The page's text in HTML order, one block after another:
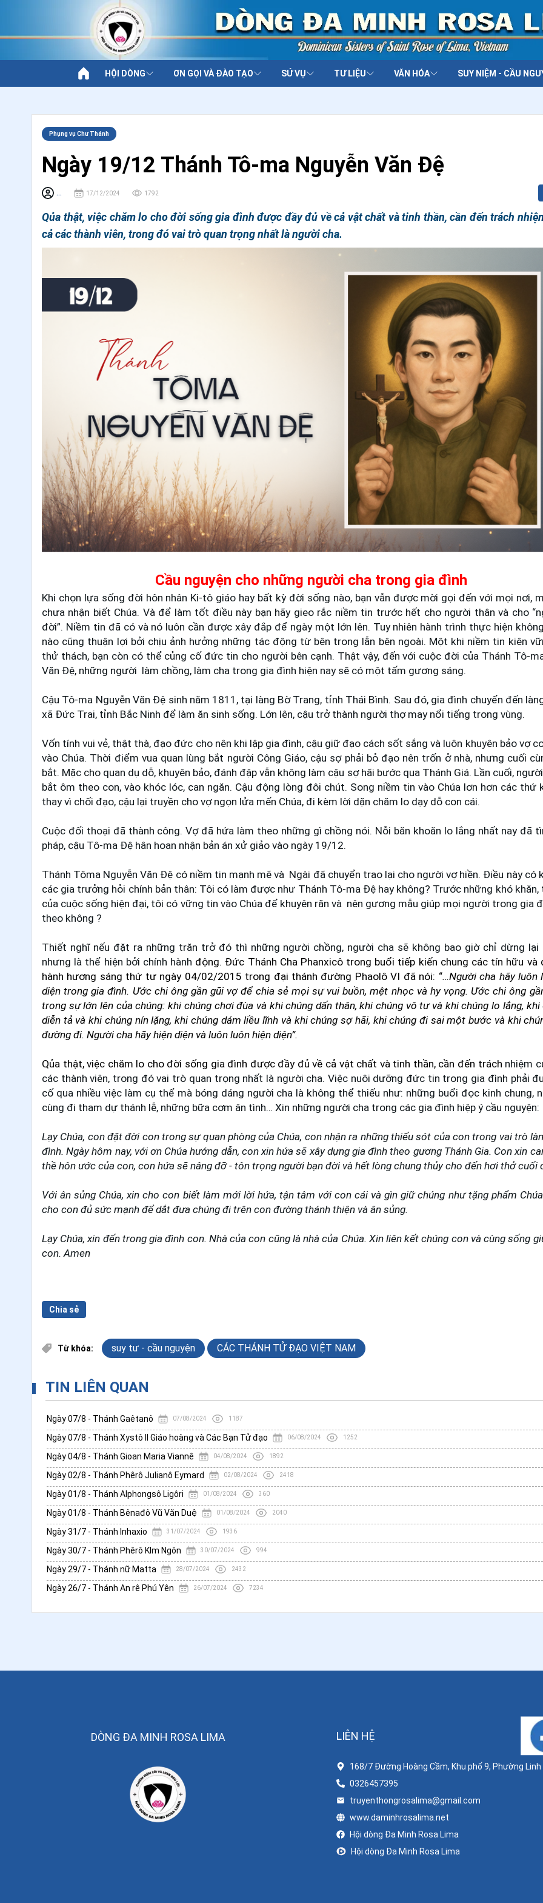
HỘI DÒNG ƠN GỌI VÀ ĐÀO TẠO SỨ VỤ TƯ LIỆU VĂN HÓA SUY NIỆM - CẦU
Phụng vụ Chư Thánh
Ngày 19/12 Thánh Tô-ma Nguyễn Văn Đệ
... 17/12/2024 1792
Qủa thật, việc chăm lo cho đời sống gia đình được đầy đủ về cả vật chất và tinh thần, cần đến trách
cả các thành viên, trong đó vai trò quan trọng nhất là người cha.
Cầu nguyện cho những người cha trong gia đình
Khi chọn lựa sống đời hôn nhân Ki-tô giáo hay bất kỳ đời sống nào, bạn vẫn được mời gọi đến với mọi nơi,
chưa nhận biết Chúa. Và để làm tốt điều này bạn hãy gieo rắc niềm tin trước hết cho người thân và cho
đời”. Niềm tin đã có và nó luôn cần được xây đắp để ngày một lớn lên. Tuy nhiên hành trình thực hiện
nào cũng thuận lợi bởi chịu ảnh hưởng những tác động từ bên trong lẫn bên ngoài. Một khi niềm tin kiên
thử thách, bạn còn có thể củng cố đức tin cho người bên cạnh. Thật vậy, đến với cuộc đời của Thánh Tô-
Văn Đệ, những người làm chồng, làm cha trong gia đình hiện nay sẽ có một tấm gương sáng.
Cậu Tô-ma Nguyễn Văn Đệ sinh năm 1811, tại làng Bờ Trang, tỉnh Thái Bình. Sau đó, gia đình chuyển đến
xã Đức Trai, tỉnh Bắc Ninh để làm ăn sinh sống. Lớn lên, cậu trở thành người thợ may nổi tiếng trong vùng.
Vốn tính vui vẻ, thật thà, đạo đức cho nên khi lập gia đình, cậu giữ đạo cách sốt sắng và luôn khuyên bảo vợ
vào Chúa. Thời điểm vua quan lùng bắt người Công Giáo, cậu sợ phải bỏ đạo nên trốn ở nhà, nhưng cuối
bắt. Mặc cho quan dụ dỗ, khuyên bảo, đánh đập vẫn không làm cậu sợ hãi bước qua Thánh Giá. Lần cuối,
bắt ôm theo con, vào khóc lóc, can ngăn. Cậu động lòng đôi chút. Song niềm tin vào Chúa lơn hơn các thứ
thay vì chối đạo, cậu lại truyền cho vợ ngọn lửa mến Chúa, đi kèm lời dặn chăm lo dạy dỗ con cái.
Cuộc đối thoại đã thành công. Vợ đã hứa làm theo những gì chồng nói. Nỗi băn khoăn lo lắng nhất nay đã
pháp, cậu Tô-ma Đệ hân hoan nhận bản án xử giảo vào ngày 19/12.
Thánh Tôma Nguyễn Văn Đệ có niềm tin mạnh mẽ và Ngài đã chuyển trao lại cho người vợ hiền. Điều này có
các gia trưởng hỏi chính bản thân: Tôi có làm được như Thánh Tô-ma Đệ hay không? Trước những khó khăn,
của cuộc sống hiện đại, tôi có vững tin vào Chúa để khuyên răn và nên gương mẫu giúp mọi người trong gia
theo không ?
Thiết nghĩ nếu đặt ra những trăn trở đó thì những người chồng, người cha sẽ không bao giờ chỉ dừng lại
nhưng là thể hiện bởi chính hành động. Đức Thánh Cha Phanxicô trong buổi tiếp kiến chung các tín hữu và
hành hương sáng thứ tư ngày 04/02/2015 trong đại thánh đường Phaolô VI đã nói: “…Người cha hãy luôn
diện trong gia đình. Ước chi ông gần gũi vợ để chia sẻ mọi sự vui buồn, mệt nhọc và hy vọng. Ước chi ông
trong sự lớn lên của chúng: khi chúng chơi đùa và khi chúng dấn thân, khi chúng vô tư và khi chúng lo lắng,
diễn tả và khi chúng nín lặng, khi chúng dám liều lĩnh và khi chúng sợ hãi, khi chúng đi sai một bước và khi
đường đi. Người cha hãy hiện diện và luôn luôn hiện diện”.
Qủa thật, việc chăm lo cho đời sống gia đình được đầy đủ về cả vật chất và tinh thần, cần đến trách nhiệm
các thành viên, trong đó vai trò quan trọng nhất là người cha. Việc nuôi dưỡng đức tin trong gia đình phải
cố qua nhiều việc làm cụ thể mà bóng dáng người cha là không thể thiếu như: những buổi đọc kinh chung,
cùng đi tham dự thánh lễ, những bữa cơm ân tình… Xin những người cha trong các gia đình hiệp ý cầu nguyện:
Lạy Chúa, con đặt đời con trong sự quan phòng của Chúa, con nhận ra những thiếu sót của con trong vai trò
đình. Ngày hôm nay, với ơn Chúa hướng dẫn, con xin hứa sẽ xây dựng gia đình theo gương Thánh Gia. Con xin
thề hôn ước của con, con hứa sẽ nâng đỡ - tôn trọng người bạn đời và hết lòng chung thủy cho đến hơi thở cuối
Với ân sủng Chúa, xin cho con biết làm mới lời hứa, tận tâm với con cái và gìn giữ chúng như tặng phẩm
cho con đủ sức mạnh để dắt đưa chúng đi trên con đường thánh thiện và ân sủng.
Lạy Chúa, xin đến trong gia đình con. Nhà của con cũng là nhà của Chúa. Xin liên kết chúng con và cùng sống
con. Amen
Chia sẻ
Từ khóa: suy tư - cầu nguyện CÁC THÁNH TỬ ĐẠO VIỆT NAM
TIN LIÊN QUAN
Ngày 07/8 - Thánh Gaêtanô 07/08/2024 1187
Ngày 07/8 - Thánh Xystô II Giáo hoàng và Các Bạn Tử đạo 06/08/2024 1252
Ngày 04/8 - Thánh Gioan Maria Viannê 04/08/2024 1892
Ngày 02/8 - Thánh Phêrô Julianô Eymard 02/08/2024 2418
Ngày 01/8 - Thánh Alphongsô Ligôri 01/08/2024 360
Ngày 01/8 - Thánh Bênađô Vũ Văn Duệ 01/08/2024 2040
Ngày 31/7 - Thánh Inhaxio 31/07/2024 1936
Ngày 30/7 - Thánh Phêrô KIm Ngôn 30/07/2024 994
Ngày 29/7 - Thánh nữ Matta 28/07/2024 2432
Ngày 26/7 - Thánh An rê Phú Yên 26/07/2024 7234
DÒNG ĐA MINH ROSA LIMA LIÊN HỆ
168/7 Đường Hoàng Cầm, Khu phố 9, Phường
0326457395
truyenthongrosalima@gmail.com
www.daminhrosalima.net
Hội dòng Đa Minh Rosa Lima
Hội dòng Đa Minh Rosa Lima